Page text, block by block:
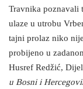
Travnika poznavali
ulaze u utrobu
tajni prolaz niko
probijeno u
Husref Redžić,
u Bosni i